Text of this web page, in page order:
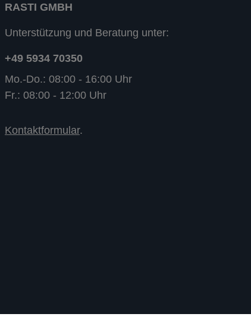
RASTI GMBH
Unterstützung und Beratung unter:
+49 5934 70350
Mo.-Do.: 08:00 - 16:00 Uhr
Fr.: 08:00 - 12:00 Uhr
Kontaktformular.